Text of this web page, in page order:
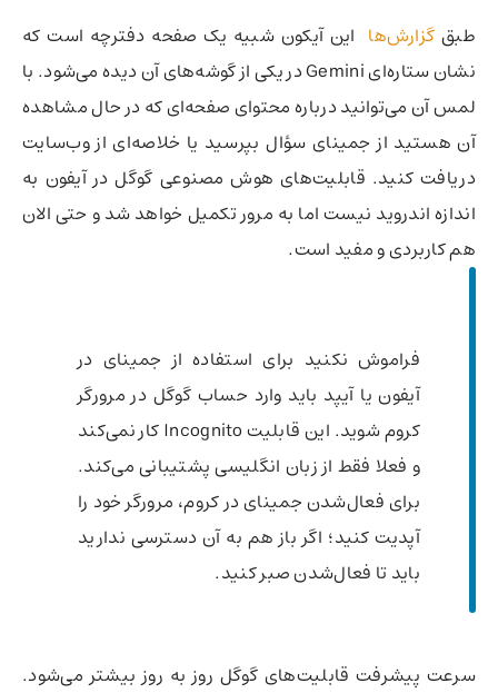
طبق گزارش‌ها این آیکون شبیه یک صفحه دفترچه است که
نشان ستاره‌ای Gemini در یکی از گوشه‌های آن دیده می‌شود. با
لمس آن می‌توانید درباره محتوای صفحه‌ای که در حال مشاهده
آن هستید از جمینای سؤال بپرسید یا خلاصه‌ای از وب‌سایت
دریافت کنید. قابلیت‌های هوش مصنوعی گوگل در آیفون به
اندازه اندروید نیست اما به‌ مرور تکمیل خواهد شد و حتی الان
هم کاربردی و مفید است.
فراموش نکنید برای استفاده از جمینای در
آیفون یا آیپد باید وارد حساب گوگل در مرورگر
کروم شوید. این قابلیت Incognito کار نمی‌کند
و فعلا فقط از زبان انگلیسی پشتیبانی می‌کند.
برای فعال‌شدن جمینای در کروم، مرورگر خود را
آپدیت کنید؛ اگر باز هم به آن دسترسی ندارید
باید تا فعال‌شدن صبر کنید.
سرعت پیشرفت قابلیت‌‌های گوگل روز به روز بیشتر می‌شود.